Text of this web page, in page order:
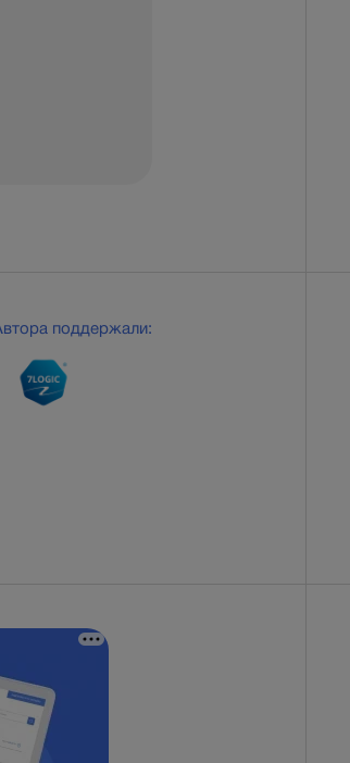
поддержали: